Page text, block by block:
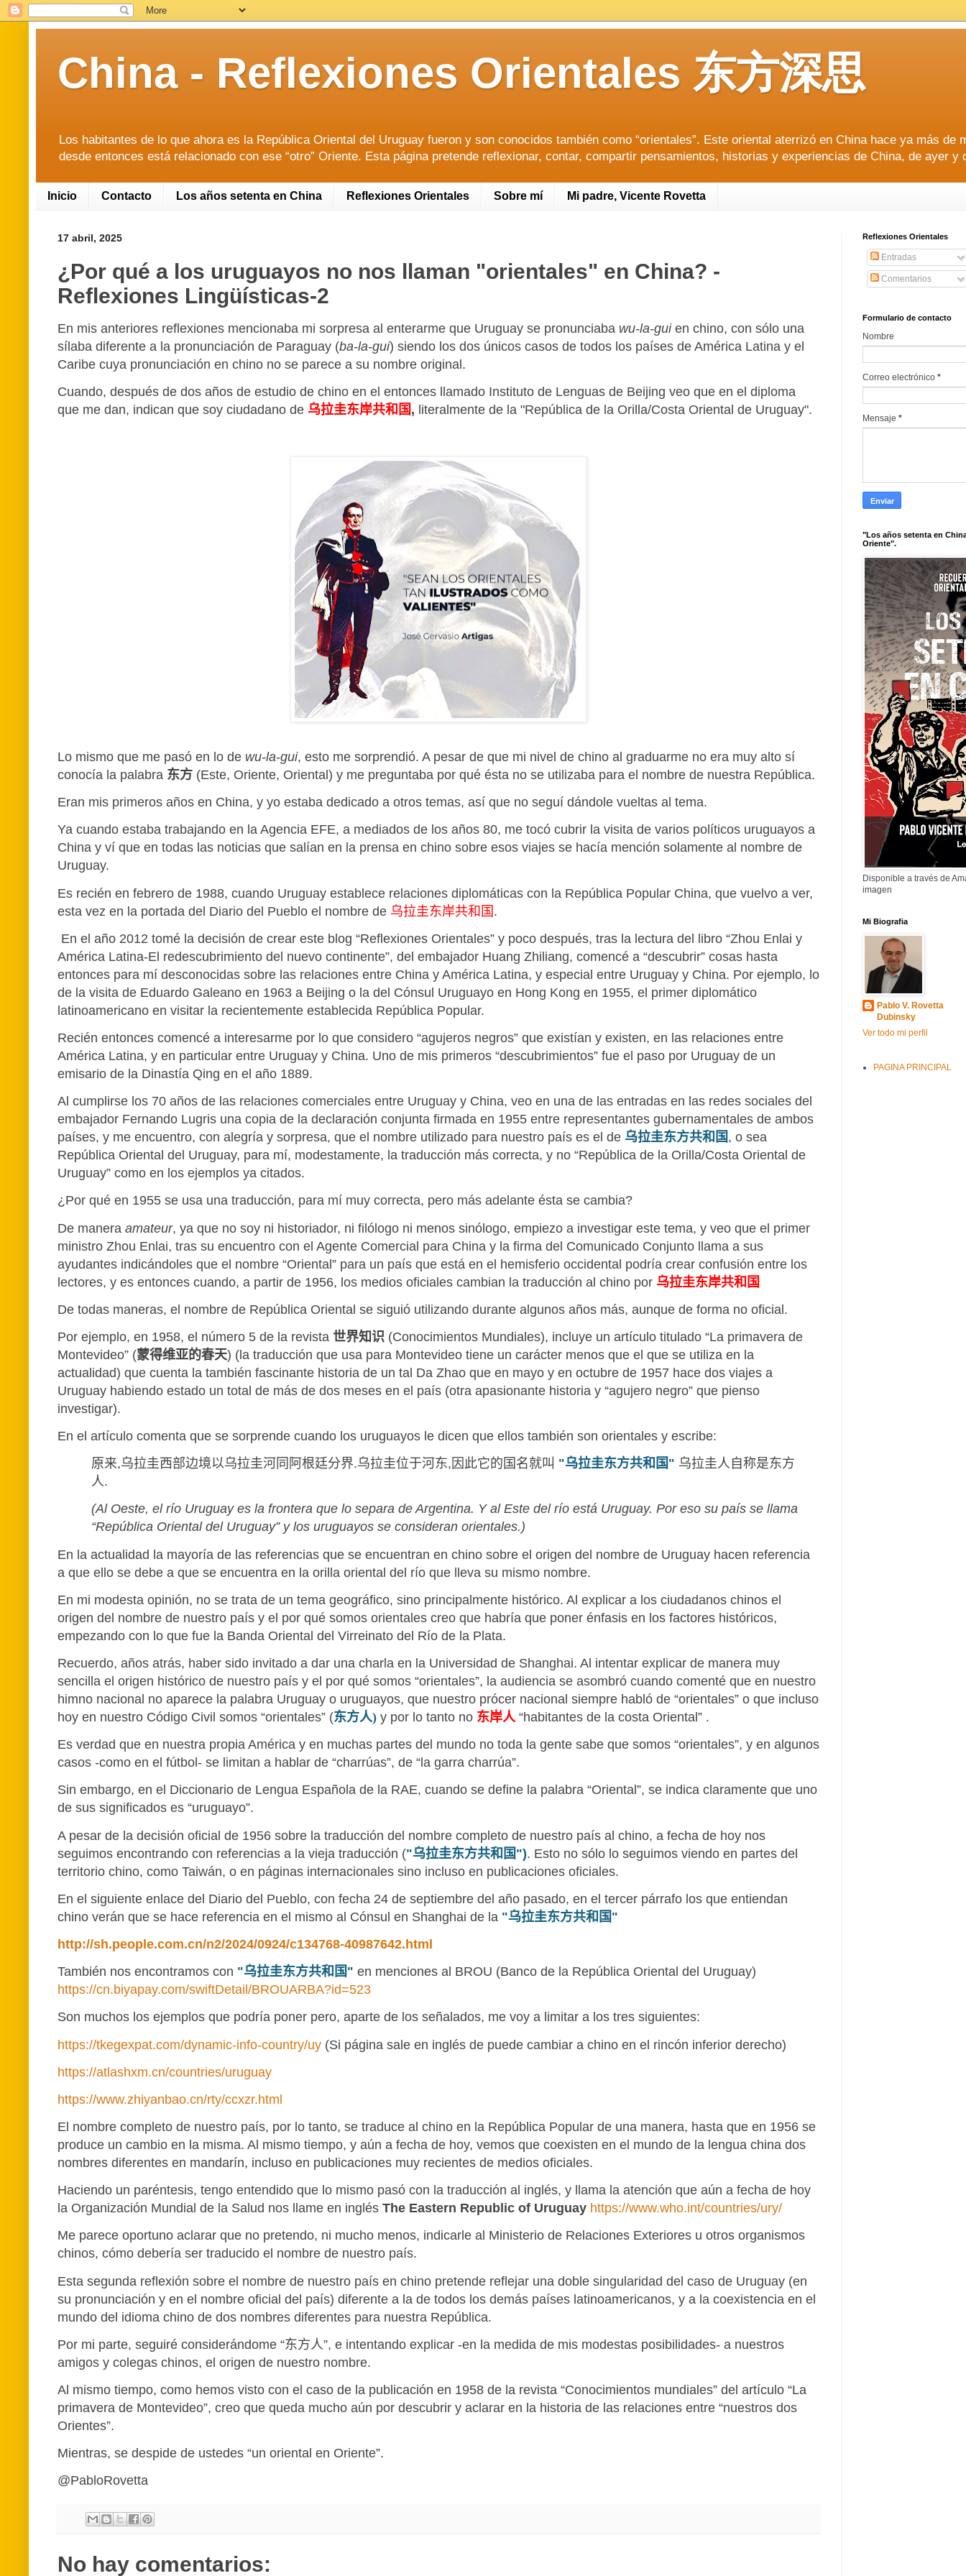
China - Reflexiones Orientales 东方深思
Los habitantes de lo que ahora es la República Oriental del Uruguay fueron y son conocidos también como “orientales”. Este oriental aterrizó en China hace ya más de
desde entonces está relacionado con ese “otro” Oriente. Esta página pretende reflexionar, contar, compartir pensamientos, historias y experiencias de China, de ayer y
Inicio Contacto Los años setenta en China Reflexiones Orientales Sobre mí Mi padre, Vicente Rovetta
17 abril, 2025
¿Por qué a los uruguayos no nos llaman "orientales" en China? -
Reflexiones Lingüísticas-2
En mis anteriores reflexiones mencionaba mi sorpresa al enterarme que Uruguay se pronunciaba wu-la-guien chino, con sólo una
sílaba diferente a la pronunciación de Paraguay (ba-la-gui) siendo los dos únicos casos de todos los países de América Latina y el
Caribe cuya pronunciación en chino no se parece a su nombre original.
Cuando, después de dos años de estudio de chino en el entonces llamado Instituto de Lenguas de Beijing veo que en el diploma
que me dan, indican que soy ciudadano de 乌拉圭东岸共和国 , literalmente de la "República de la Orilla/Costa Oriental de Uruguay".
Lo mismo que me pasó en lo de wu-la-gui, esto me sorprendió. A pesar de que mi nivel de chino al graduarme no era muy alto sí
conocía la palabra 东方 (Este, Oriente, Oriental) y me preguntaba por qué ésta no se utilizaba para el nombre de nuestra República.
Eran mis primeros años en China, y yo estaba dedicado a otros temas, así que no seguí dándole vueltas al tema.
Ya cuando estaba trabajando en la Agencia EFE, a mediados de los años 80, me tocó cubrir la visita de varios políticos uruguayos a
China y ví que en todas las noticias que salían en la prensa en chino sobre esos viajes se hacía mención solamente al nombre de
Uruguay.
Es recién en febrero de 1988, cuando Uruguay establece relaciones diplomáticas con la República Popular China, que vuelvo a ver,
esta vez en la portada del Diario del Pueblo el nombre de 乌拉圭东岸共和国 .
En el año 2012 tomé la decisión de crear este blog “Reflexiones Orientales” y poco después, tras la lectura del libro “Zhou Enlai y
América Latina-El redescubrimiento del nuevo continente”, del embajador Huang Zhiliang, comencé a “descubrir” cosas hasta
entonces para mí desconocidas sobre las relaciones entre China y América Latina, y especial entre Uruguay y China. Por ejemplo, lo
de la visita de Eduardo Galeano en 1963 a Beijing o la del Cónsul Uruguayo en Hong Kong en 1955, el primer diplomático
latinoamericano en visitar la recientemente establecida República Popular.
Recién entonces comencé a interesarme por lo que considero “agujeros negros” que existían y existen, en las relaciones entre
América Latina, y en particular entre Uruguay y China. Uno de mis primeros “descubrimientos” fue el paso por Uruguay de un
emisario de la Dinastía Qing en el año 1889.
Al cumplirse los 70 años de las relaciones comerciales entre Uruguay y China, veo en una de las entradas en las redes sociales del
embajador Fernando Lugris una copia de la declaración conjunta firmada en 1955 entre representantes gubernamentales de ambos
países, y me encuentro, con alegría y sorpresa, que el nombre utilizado para nuestro país es el de 乌拉圭东方共和国 , o sea
República Oriental del Uruguay, para mí, modestamente, la traducción más correcta, y no “República de la Orilla/Costa Oriental de
Uruguay” como en los ejemplos ya citados.
¿Por qué en 1955 se usa una traducción, para mí muy correcta, pero más adelante ésta se cambia?
De manera amateur, ya que no soy ni historiador, ni filólogo ni menos sinólogo, empiezo a investigar este tema, y veo que el primer
ministro Zhou Enlai, tras su encuentro con el Agente Comercial para China y la firma del Comunicado Conjunto llama a sus
ayudantes indicándoles que el nombre “Oriental” para un país que está en el hemisferio occidental podría crear confusión entre los
lectores, y es entonces cuando, a partir de 1956, los medios oficiales cambian la traducción al chino por 乌拉圭东岸共和国
De todas maneras, el nombre de República Oriental se siguió utilizando durante algunos años más, aunque de forma no oficial.
Por ejemplo, en 1958, el número 5 de la revista 世界知识 (Conocimientos Mundiales), incluye un artículo titulado “La primavera de
Montevideo” (蒙得维亚的春天) (la traducción que usa para Montevideo tiene un carácter menos que el que se utiliza en la
actualidad) que cuenta la también fascinante historia de un tal Da Zhao que en mayo y en octubre de 1957 hace dos viajes a
Uruguay habiendo estado un total de más de dos meses en el país (otra apasionante historia y “agujero negro” que pienso
investigar).
En el artículo comenta que se sorprende cuando los uruguayos le dicen que ellos también son orientales y escribe:
原来,乌拉圭西部边境以乌拉圭河同阿根廷分界.乌拉圭位于河东, 因此它的国名就叫 "乌拉圭东方共和国 " 乌拉圭人自称是东方
人.
(Al Oeste, el río Uruguay es la frontera que lo separa de Argentina. Y al Este del río está Uruguay. Por eso su país se llama
“República Oriental del Uruguay” y los uruguayos se consideran orientales.)
En la actualidad la mayoría de las referencias que se encuentran en chino sobre el origen del nombre de Uruguay hacen referencia
a que ello se debe a que se encuentra en la orilla oriental del río que lleva su mismo nombre.
En mi modesta opinión, no se trata de un tema geográfico, sino principalmente histórico. Al explicar a los ciudadanos chinos el
origen del nombre de nuestro país y el por qué somos orientales creo que habría que poner énfasis en los factores históricos,
empezando con lo que fue la Banda Oriental del Virreinato del Río de la Plata.
Recuerdo, años atrás, haber sido invitado a dar una charla en la Universidad de Shanghai. Al intentar explicar de manera muy
sencilla el origen histórico de nuestro país y el por qué somos “orientales”, la audiencia se asombró cuando comenté que en nuestro
himno nacional no aparece la palabra Uruguay o uruguayos, que nuestro prócer nacional siempre habló de “orientales” o que incluso
hoy en nuestro Código Civil somos “orientales” (东方人) y por lo tanto no 东岸人 “habitantes de la costa Oriental” .
Es verdad que en nuestra propia América y en muchas partes del mundo no toda la gente sabe que somos “orientales”, y en algunos
casos -como en el fútbol- se limitan a hablar de “charrúas”, de “la garra charrúa”.
Sin embargo, en el Diccionario de Lengua Española de la RAE, cuando se define la palabra “Oriental”, se indica claramente que uno
de sus significados es “uruguayo”.
A pesar de la decisión oficial de 1956 sobre la traducción del nombre completo de nuestro país al chino, a fecha de hoy nos
seguimos encontrando con referencias a la vieja traducción ("乌拉圭东方共和国 "). Esto no sólo lo seguimos viendo en partes del
territorio chino, como Taiwán, o en páginas internacionales sino incluso en publicaciones oficiales.
En el siguiente enlace del Diario del Pueblo, con fecha 24 de septiembre del año pasado, en el tercer párrafo los que entiendan
chino verán que se hace referencia en el mismo al Cónsul en Shanghai de la "乌拉圭东方共和国 "
http://sh.people.com.cn/n2/2024/0924/c134768-40987642.html
También nos encontramos con "乌拉圭东方共和国 " en menciones al BROU (Banco de la República Oriental del Uruguay)
https://cn.biyapay.com/swiftDetail/BROUARBA?id=523
Son muchos los ejemplos que podría poner pero, aparte de los señalados, me voy a limitar a los tres siguientes:
https://tkegexpat.com/dynamic-info-country/uy (Si página sale en inglés de puede cambiar a chino en el rincón inferior derecho)
https://atlashxm.cn/countries/uruguay
https://www.zhiyanbao.cn/rty/ccxzr.html
El nombre completo de nuestro país, por lo tanto, se traduce al chino en la República Popular de una manera, hasta que en 1956 se
produce un cambio en la misma. Al mismo tiempo, y aún a fecha de hoy, vemos que coexisten en el mundo de la lengua china dos
nombres diferentes en mandarín, incluso en publicaciones muy recientes de medios oficiales.
Haciendo un paréntesis, tengo entendido que lo mismo pasó con la traducción al inglés, y llama la atención que aún a fecha de hoy
la Organización Mundial de la Salud nos llame en inglés The Eastern Republic of Uruguay https://www.who.int/countries/ury/
Me parece oportuno aclarar que no pretendo, ni mucho menos, indicarle al Ministerio de Relaciones Exteriores u otros organismos
chinos, cómo debería ser traducido el nombre de nuestro país.
Esta segunda reflexión sobre el nombre de nuestro país en chino pretende reflejar una doble singularidad del caso de Uruguay (en
su pronunciación y en el nombre oficial del país) diferente a la de todos los demás países latinoamericanos, y a la coexistencia en el
mundo del idioma chino de dos nombres diferentes para nuestra República.
Por mi parte, seguiré considerándome “东方人”, e intentando explicar -en la medida de mis modestas posibilidades- a nuestros
amigos y colegas chinos, el origen de nuestro nombre.
Al mismo tiempo, como hemos visto con el caso de la publicación en 1958 de la revista “Conocimientos mundiales” del artículo “La
primavera de Montevideo”, creo que queda mucho aún por descubrir y aclarar en la historia de las relaciones entre “nuestros dos
Orientes”.
Mientras, se despide de ustedes “un oriental en Oriente”.
@PabloRovetta
No hay comentarios:
Reflexiones Orientales
Entradas
Comentarios
Formulario de contacto
Nombre
Correo electrónico *
Mensaje *
"Los años setenta en
Oriente".
Disponible a través de
imagen
Mi Biografia
Pablo V. Rovetta
Dubinsky
Ver todo mi perfil
PAGINA PRINCIPAL